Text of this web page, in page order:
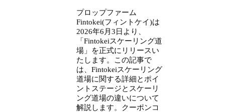
プロップファーム
Fintokei(フィントケイ)は
2026年6月3日より、
「Fintokeiスケーリング道
場」を正式にリリースい
たします。この記事で
は、Fintokeiスケーリング
道場に関する詳細とポイ
ントステージとスケーリ
ング道場の違いについて
解説します。クーポンコ